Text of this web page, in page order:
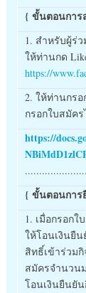
{ ขั้นตอนการ
1. สำหรับผู้ร่
ให้ท่านกด
https://
2. ให้ท่านกร
กรอกใบสมัค
https://
{ ขั้นตอนการ
1. เมื่อกรอก
ให้โอนเงินยืน
สิทธิ์เข้าร่วม
สมัครจำนวน
โอนเงินยืนยั